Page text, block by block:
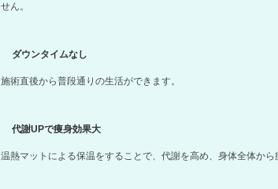
せん。
ダウンタイムなし
施術直後から普段通りの生活ができます。
代謝UPで痩身効果大
温熱マットによる保温をすることで、代謝を高め、身体全体から